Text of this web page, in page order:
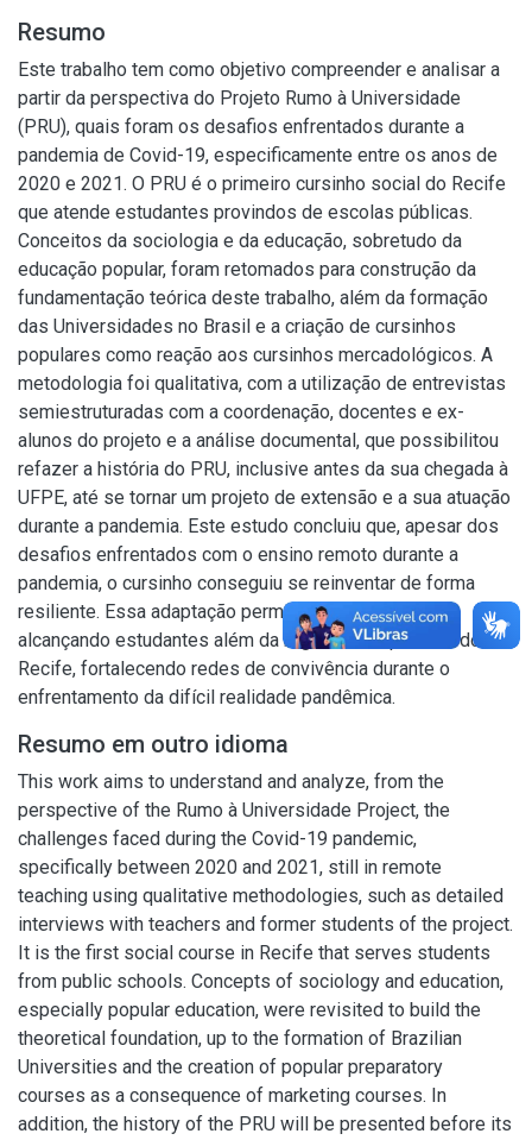
Resumo
Este trabalho tem como objetivo compreender e analisar a
partir da perspectiva do Projeto Rumo à Universidade
(PRU), quais foram os desafios enfrentados durante a
pandemia de Covid-19, especificamente entre os anos de
2020 e 2021. O PRU é o primeiro cursinho social do Recife
que atende estudantes provindos de escolas públicas.
Conceitos da sociologia e da educação, sobretudo da
educação popular, foram retomados para construção da
fundamentação teórica deste trabalho, além da formação
das Universidades no Brasil e a criação de cursinhos
populares como reação aos cursinhos mercadológicos. A
metodologia foi qualitativa, com a utilização de entrevistas
semiestruturadas com a coordenação, docentes e ex-
alunos do projeto e a análise documental, que possibilitou
refazer a história do PRU, inclusive antes da sua chegada à
UFPE, até se tornar um projeto de extensão e a sua atuação
durante a pandemia. Este estudo concluiu que, apesar dos
desafios enfrentados com o ensino remoto durante a
pandemia, o cursinho conseguiu se reinventar de forma
resiliente. Essa adaptação permitiu sua expansão,
alcançando estudantes além da região metropolitana do
Recife, fortalecendo redes de convivência durante o
enfrentamento da difícil realidade pandêmica.
Resumo em outro idioma
This work aims to understand and analyze, from the
perspective of the Rumo à Universidade Project, the
challenges faced during the Covid-19 pandemic,
specifically between 2020 and 2021, still in remote
teaching using qualitative methodologies, such as detailed
interviews with teachers and former students of the project.
It is the first social course in Recife that serves students
from public schools. Concepts of sociology and education,
especially popular education, were revisited to build the
theoretical foundation, up to the formation of Brazilian
Universities and the creation of popular preparatory
courses as a consequence of marketing courses. In
addition, the history of the PRU will be presented before its